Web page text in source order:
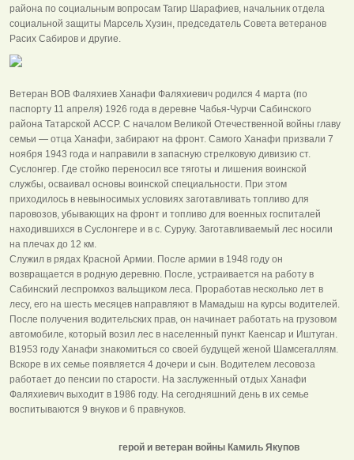
района по социальным вопросам Тагир Шарафиев, начальник отдела
социальной защиты Марсель Хузин, председатель Совета ветеранов
Расих Сабиров и другие.
Ветеран ВОВ Фаляхиев Ханафи Фаляхиевич родился 4 марта (по
паспорту 11 апреля) 1926 года в деревне Чабья-Чурчи Сабинского
района Татарской АССР. С началом Великой Отечественной войны главу
семьи — отца Ханафи, забирают на фронт. Самого Ханафи призвали 7
ноября 1943 года и направили в запасную стрелковую дивизию ст.
Суслонгер. Где стойко переносил все тяготы и лишения воинской
службы, осваивал основы воинской специальности. При этом
приходилось в невыносимых условиях заготавливать топливо для
паровозов, убывающих на фронт и топливо для военных госпиталей
находившихся в Суслонгере и в с. Суруку. Заготавливаемый лес носили
на плечах до 12 км.
Служил в рядах Красной Армии. После армии в 1948 году он
возвращается в родную деревню. После, устраивается на работу в
Сабинский леспромхоз вальщиком леса. Проработав несколько лет в
лесу, его на шесть месяцев направляют в Мамадыш на курсы водителей.
После получения водительских прав, он начинает работать на грузовом
автомобиле, который возил лес в населенный пункт Каенсар и Иштуган.
В1953 году Ханафи знакомиться со своей будущей женой Шамсегаллям.
Вскоре в их семье появляется 4 дочери и сын. Водителем лесовоза
работает до пенсии по старости. На заслуженный отдых Ханафи
Фаляхиевич выходит в 1986 году. На сегодняшний день в их семье
воспитываются 9 внуков и 6 правнуков.
герой и ветеран войны Камиль Якупов